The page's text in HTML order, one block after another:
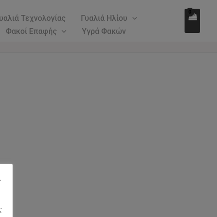
Τεχνολογίας
Γυαλιά Ηλίου
Φακοί Επαφής
Υγρά Φακών